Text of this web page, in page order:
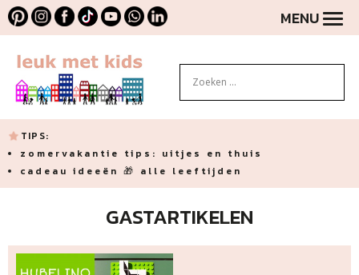
MENU
TIPS:
zomervakantie tips: uitjes en thuis
cadeau ideeën 🎁 alle leeftijden
GASTARTIKELEN